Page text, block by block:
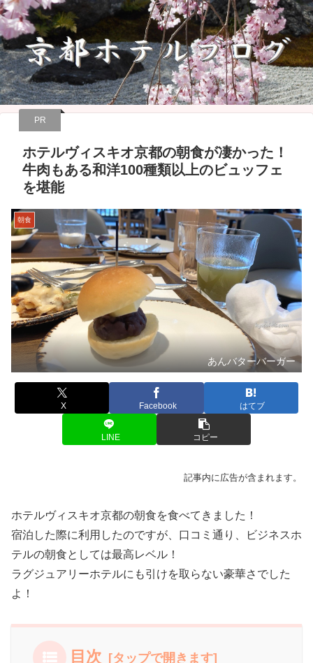
PR
ホテルヴィスキオ京都の朝食が凄かった！
牛肉もある和洋100種類以上のビュッフェ
を堪能
朝食
あんバターバーガー
X Facebook はてブ
LINE コピー
記事内に広告が含まれます。
ホテルヴィスキオ京都の朝食を食べてきました！
宿泊した際に利用したのですが、口コミ通り、ビジネスホ
テルの朝食としては最高レベル！
ラグジュアリーホテルにも引けを取らない豪華さでした
よ！
目次